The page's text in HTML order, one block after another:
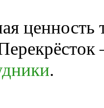
ценность
.